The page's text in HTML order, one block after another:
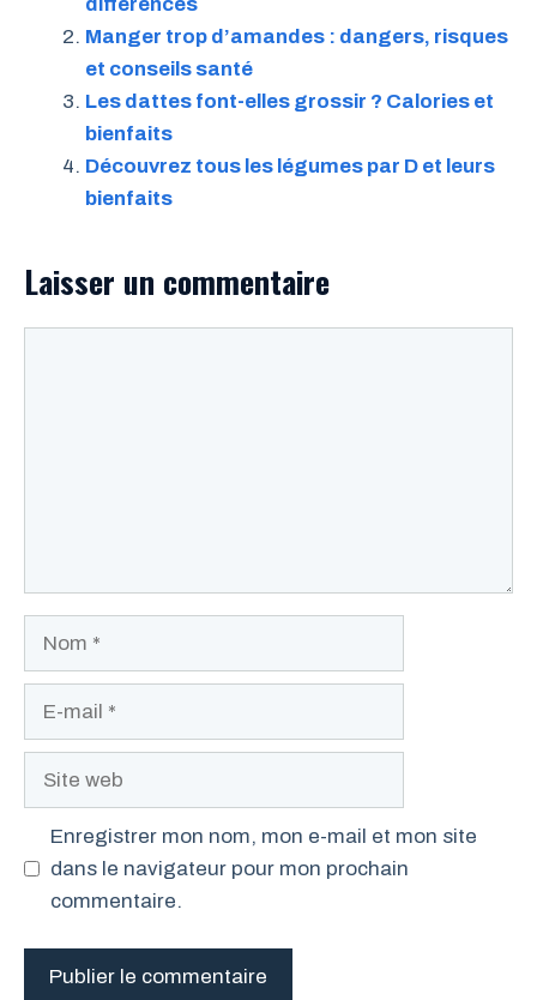
Manger trop d’amandes : dangers, risques
et conseils santé
Les dattes font-elles grossir ? Calories et
bienfaits
Découvrez tous les légumes par D et leurs
bienfaits
Laisser un commentaire
Site
Enregistrer mon nom, mon e-mail et mon site
dans le navigateur pour mon prochain
commentaire.